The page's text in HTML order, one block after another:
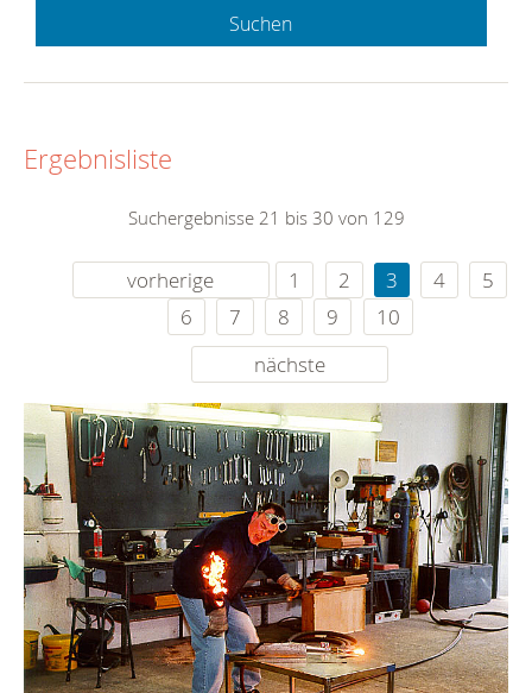
Suchen
Ergebnisliste
Suchergebnisse 21 bis 30 von 129
vorherige 1 2 3 4
5
6
7 8 9
10
nächste